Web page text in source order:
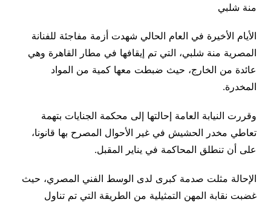
منة شلبي
الأيام الأخيرة في العام الحالي شهدت أزمة مفاجئة للفنانة
المصرية منة شلبي، التي تم إيقافها في مطار القاهرة وهي
عائدة من الخارج، حيث ضبطت معها كمية من المواد
المخدرة.
وقررت النيابة العامة إحالتها إلى محكمة الجنايات بتهمة
تعاطي مخدر الحشيش في غير الأحوال المصرح بها قانونا،
على أن تنطلق المحاكمة في يناير المقبل.
الإحالة مثلت صدمة كبرى لدى الوسط الفني المصري، حيث
غضبت نقابة المهن التمثيلية من الطريقة التي تم تناول